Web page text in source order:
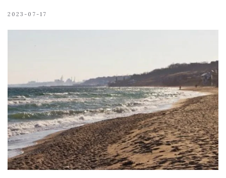
2023-07-17